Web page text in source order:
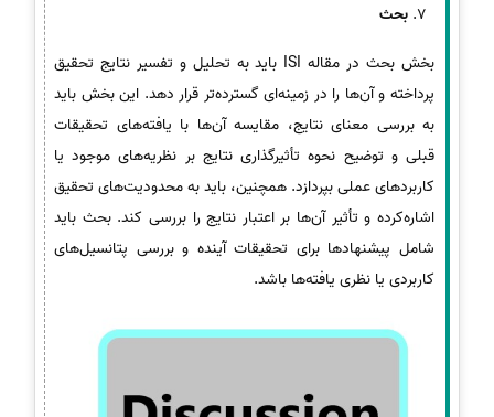
بحث
بخش بحث در مقاله ISI باید به تحلیل و تفسیر نتایج تحقیق
پرداخته و آن‌ها را در زمینه‌ای گسترده‌تر قرار دهد. این بخش باید
به بررسی معنای نتایج، مقایسه آن‌ها با یافته‌های تحقیقات
قبلی و توضیح نحوه تأثیرگذاری نتایج بر نظریه‌های موجود یا
کاربردهای عملی بپردازد. همچنین، باید به محدودیت‌های تحقیق
اشاره‌کرده و تأثیر آن‌ها بر اعتبار نتایج را بررسی کند. بحث باید
شامل پیشنهاد‌ها برای تحقیقات آینده و بررسی پتانسیل‌های
کاربردی یا نظری یافته‌ها باشد.